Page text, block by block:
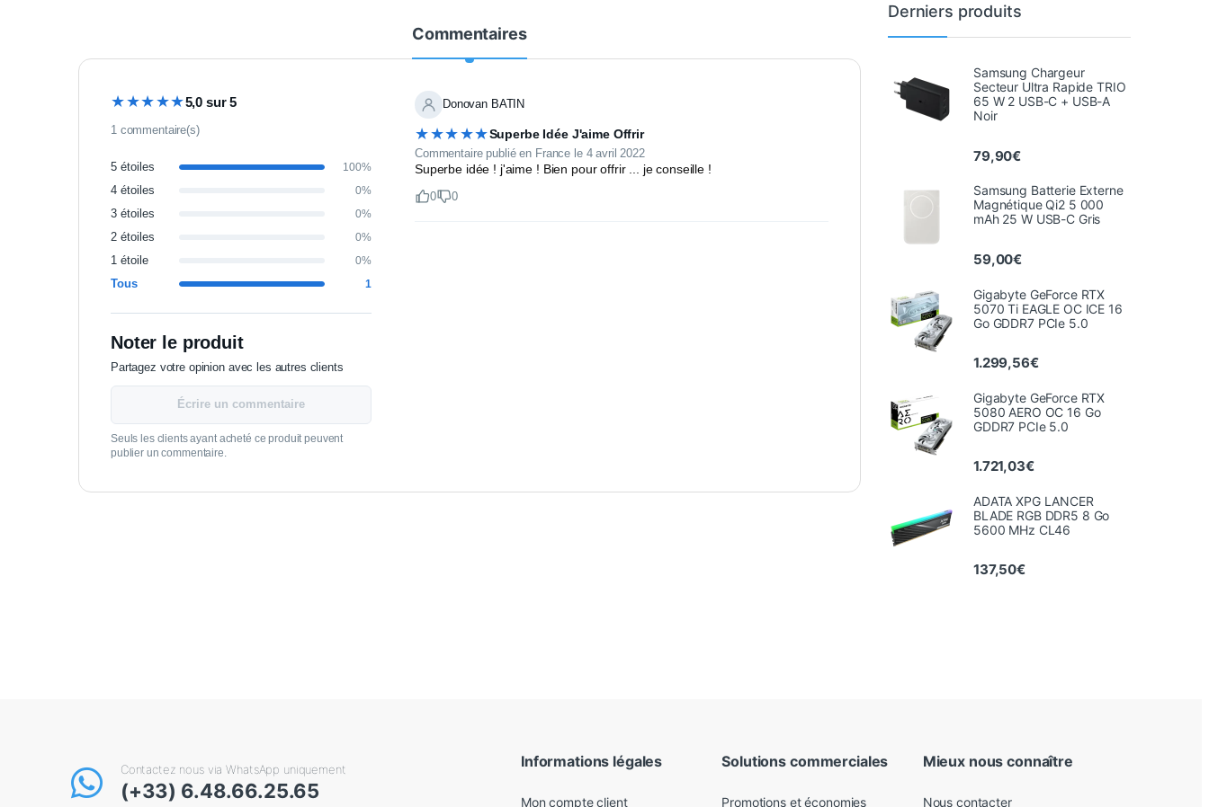
Commentaires
★★★★★5,0 sur 5
1 commentaire(s)
5 étoiles 100%
4 étoiles 0%
3 étoiles 0%
2 étoiles 0%
1 étoile 0%
Tous 1
Noter le produit
Partagez votre opinion avec les autres clients
Écrire un commentaire
Seuls les clients ayant acheté ce produit peuvent
publier un commentaire.
Donovan BATIN
★★★★★Superbe Idée J'aime Offrir
Commentaire publié en France le 4 avril 2022
Superbe idée ! j'aime ! Bien pour offrir ... je conseille !
0 0
Derniers produits
Samsung Chargeur
Secteur Ultra Rapide TRIO
65 W 2 USB-C + USB-A
Noir
79,90€
Samsung Batterie Externe
Magnétique Qi2 5 000
mAh 25 W USB-C Gris
59,00€
Gigabyte GeForce RTX
5070 Ti EAGLE OC ICE 16
Go GDDR7 PCIe 5.0
1.299,56€
Gigabyte GeForce RTX
5080 AERO OC 16 Go
GDDR7 PCIe 5.0
1.721,03€
ADATA XPG LANCER
BLADE RGB DDR5 8 Go
5600 MHz CL46
137,50€
Contactez nous via WhatsApp uniquement
(+33) 6.48.66.25.65
Informations légales
Mon compte client
Solutions commerciales
Promotions et économies
Mieux nous connaître
Nous contacter